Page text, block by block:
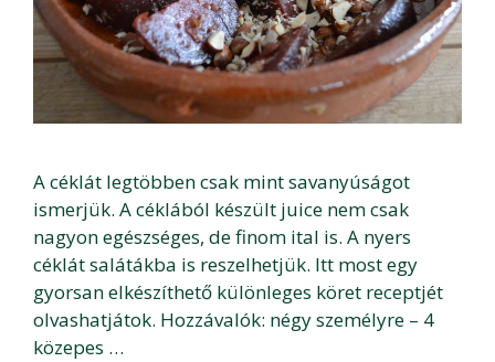
A céklát legtöbben csak mint savanyúságot
ismerjük. A céklából készült juice nem csak
nagyon egészséges, de finom ital is. A nyers
céklát salátákba is reszelhetjük. Itt most egy
gyorsan elkészíthető különleges köret receptjét
olvashatjátok. Hozzávalók: négy személyre – 4
közepes …